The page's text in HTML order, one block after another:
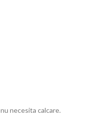
necesita calcare.